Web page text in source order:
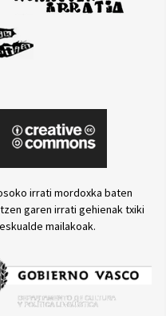
irrati mordoxka baten
garen irrati gehienak txiki
mailakoak.